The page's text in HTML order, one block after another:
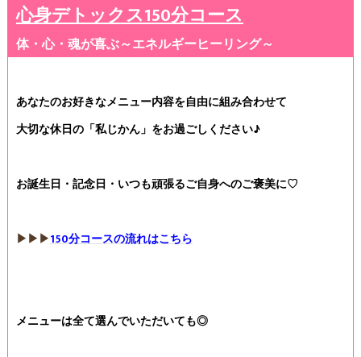
心身デトックス150分コース
体・心・魂が喜ぶ～エネルギーヒーリング～
あなたのお好きなメニュー内容を自由に組み合わせて
大切な休日の「私じかん」をお過ごしください♪
お誕生日・記念日・いつも頑張るご自身へのご褒美に♡
▶▶▶150分コースの流れはこちら
メニューは全て選んでいただいても◎